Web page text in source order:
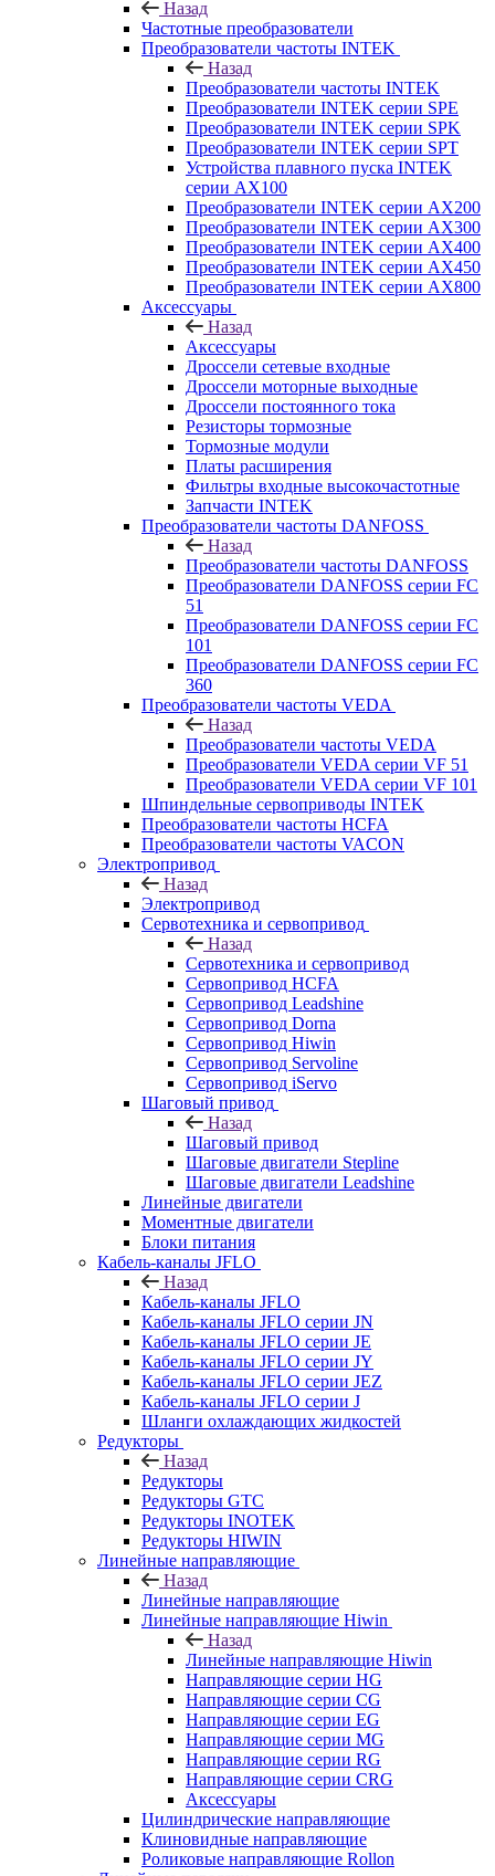
Назад
Частотные преобразователи
Преобразователи частоты INTEK
Назад
Преобразователи частоты INTEK
Преобразователи INTEK серии SPE
Преобразователи INTEK серии SPK
Преобразователи INTEK серии SPT
Устройства плавного пуска INTEK
серии AX100
Преобразователи INTEK серии AX200
Преобразователи INTEK серии AX300
Преобразователи INTEK серии AX400
Преобразователи INTEK серии AX450
Преобразователи INTEK серии AX800
Аксессуары
Назад
Аксессуары
Дроссели сетевые входные
Дроссели моторные выходные
Дроссели постоянного тока
Резисторы тормозные
Тормозные модули
Платы расширения
Фильтры входные высокочастотные
Запчасти INTEK
Преобразователи частоты DANFOSS
Назад
Преобразователи частоты DANFOSS
Преобразователи DANFOSS серии FC
51
Преобразователи DANFOSS серии FC
101
Преобразователи DANFOSS серии FC
360
Преобразователи частоты VEDA
Назад
Преобразователи частоты VEDA
Преобразователи VEDA серии VF 51
Преобразователи VEDA серии VF 101
Шпиндельные сервоприводы INTEK
Преобразователи частоты HCFA
Преобразователи частоты VACON
Электропривод
Назад
Электропривод
Сервотехника и сервопривод
Назад
Сервотехника и сервопривод
Сервопривод HCFA
Сервопривод Leadshine
Сервопривод Dorna
Сервопривод Hiwin
Сервопривод Servoline
Сервопривод iServo
Шаговый привод
Назад
Шаговый привод
Шаговые двигатели Stepline
Шаговые двигатели Leadshine
Линейные двигатели
Моментные двигатели
Блоки питания
Кабель-каналы JFLO
Назад
Кабель-каналы JFLO
Кабель-каналы JFLO серии JN
Кабель-каналы JFLO серии JE
Кабель-каналы JFLO серии JY
Кабель-каналы JFLO серии JEZ
Кабель-каналы JFLO серии J
Шланги охлаждающих жидкостей
Редукторы
Назад
Редукторы
Редукторы GTC
Редукторы INOTEK
Редукторы HIWIN
Линейные направляющие
Назад
Линейные направляющие
Линейные направляющие Hiwin
Назад
Линейные направляющие Hiwin
Направляющие серии HG
Направляющие серии CG
Направляющие серии EG
Направляющие серии MG
Направляющие серии RG
Направляющие серии CRG
Аксессуары
Цилиндрические направляющие
Клиновидные направляющие
Роликовые направляющие Rollon